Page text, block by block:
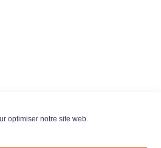
optimiser notre site web.